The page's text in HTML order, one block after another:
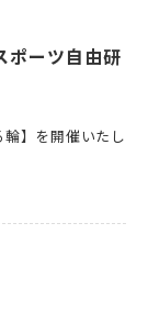
ーツ自由研
】を開催いたし